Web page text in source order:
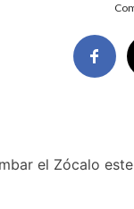
el Zócalo